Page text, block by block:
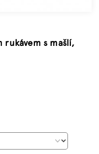
rukávem s mašlí,